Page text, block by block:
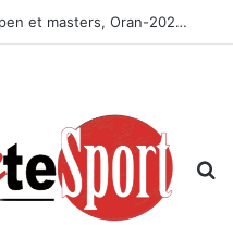
Championnat national d’été open et masters, Oran-2026 — Le CRB s’adjuge le titre